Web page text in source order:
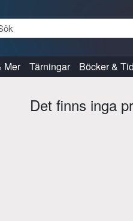
Mer Tärningar Böcker &
Det finns inga